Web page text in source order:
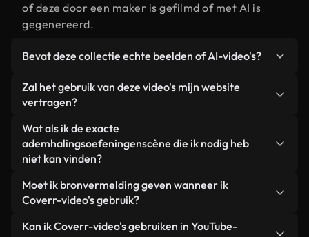
of deze door een maker is gefilmd of met AI is
gegenereerd.
Bevat deze collectie echte beelden of AI-video's?
Beide. Dit is een hybride bibliotheek die bestaat
uit echte, door mensen gefilmde beelden van
gegenereerde video's. Elke video is duidelijk
gelabeld, zodat je altijd weet wat je gebruikt.
Zal het gebruik van deze video's mijn website
vertragen?
Niet als u voor onze geoptimaliseerde versies
kiest. Wij bieden lichtgewicht, webklare formaten
die ontworpen zijn voor gebruik op de
laadtijden geminimaliseerd en worden
statistieken zoals LCP verbeterd.
Wat als ik de exacte
ademhalingsoefeningenscène die ik nodig heb
niet kan vinden?
Met Coverr AI Studio maak je direct een video.
Beschrijf de scène – bijvoorbeeld
de Studio genereert binnen enkele seconden een
Moet ik bronvermelding geven wanneer ik
Coverr-video's gebruik?
Naamsvermelding is niet vereist. Alle video's in
Kan ik Coverr-video's gebruiken in YouTube-